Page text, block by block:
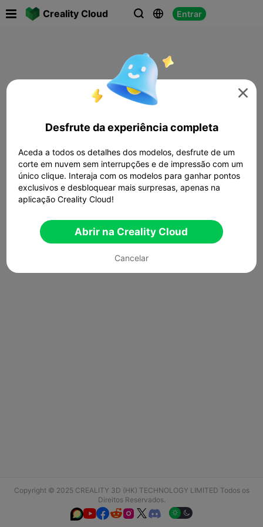
Creality Cloud   Entrar
Copyright © 2025 CREALITY 3D (HK) TECHNOLOGY LIMITED Todos os
Direitos Reservados.
  

Desfrute da experiência completa
Aceda a todos os detalhes dos modelos, desfrute de um
corte em nuvem sem interrupções e de impressão com um
único clique. Interaja com os modelos para ganhar pontos
exclusivos e desbloquear mais surpresas, apenas na
aplicação Creality Cloud!
Abrir na Creality Cloud
Cancelar